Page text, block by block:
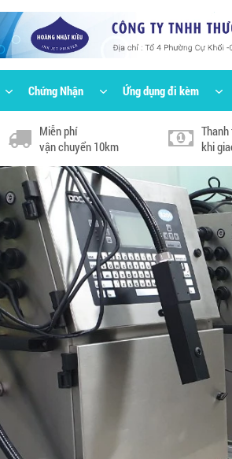
Chứng Nhận Ứng dụng đi kèm
Miễn phí
vận chuyển 10km
khi